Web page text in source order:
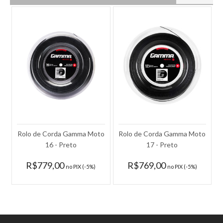
Rolo de Corda Gamma Moto
16 - Preto
R$779,00 no PIX (-5%)
Rolo de Corda Gamma Moto
17 - Preto
R$769,00 no PIX (-5%)